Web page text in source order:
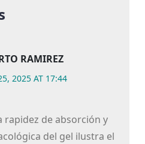
RAMIREZ
2025 AT 17:44
rapidez de absorción y
del gel ilustra el